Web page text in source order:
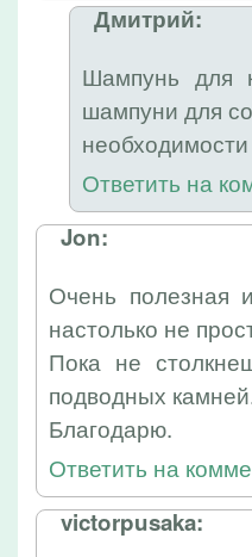
Дмитрий:
Шампунь для
шампуни для
Ответить на
Jon:
Очень полезная
настолько не
Пока не
подводных
Благодарю.
Ответить на
victorpusaka: